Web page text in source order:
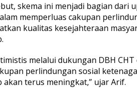
skema ini menjadi bagian dari
memperluas cakupan
kualitas kesejahteraan
melalui dukungan DBH
perlindungan sosial
akan terus meningkat,” ujar Arif.